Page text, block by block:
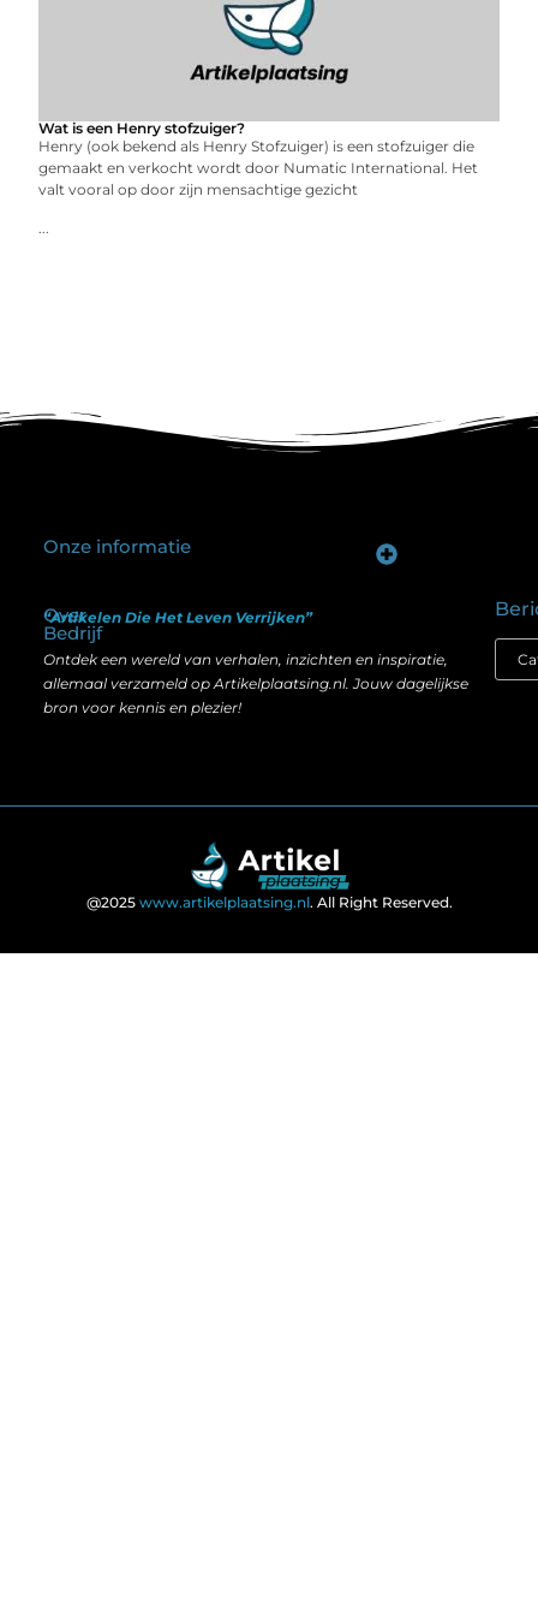
Wat is een Henry stofzuiger?
Henry (ook bekend als Henry Stofzuiger) is een stofzuiger die
gemaakt en verkocht wordt door Numatic International. Het
valt vooral op door zijn mensachtige gezicht
...
Over
Bedrijf
“Artikelen Die Het Leven Verrijken”
Ontdek een wereld van verhalen, inzichten en inspiratie,
allemaal verzameld op Artikelplaatsing.nl. Jouw dagelijkse
bron voor kennis en plezier!
Onze informatie
@2025 www.artikelplaatsing.nl. All Right Reserved.